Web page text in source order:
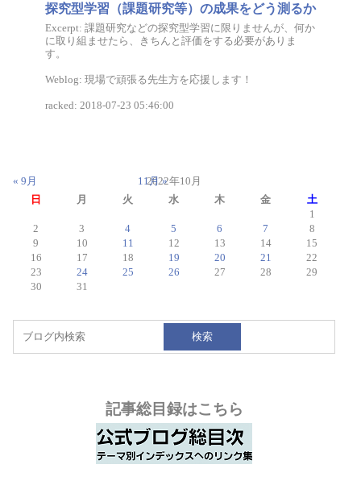
探究型学習（課題研究等）の成果をどう測るか
Excerpt: 課題研究などの探究型学習に限りませんが、何か
に取り組ませたら、きちんと評価をする必要がありま
す。
Weblog: 現場で頑張る先生方を応援します！
racked: 2018-07-23 05:46:00
2022年10月
日
月 火 水 木 金
土
1
2
3 4 5 6 7
8
9
10 11 12 13 14
15
16
17 18 19 20 21
22
23
24 25 26 27 28
29
30
31
« 9月 11月 »
検索
記事総目録はこちら